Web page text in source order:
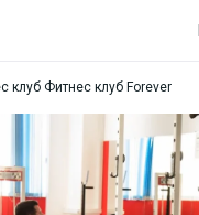
клуб Фитнес клуб Forever